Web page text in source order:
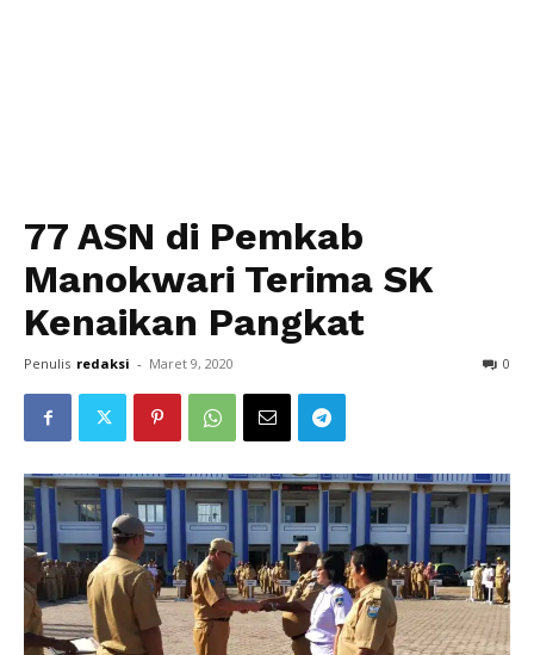
77 ASN di Pemkab
Manokwari Terima SK
Kenaikan Pangkat
Penulis redaksi - Maret 9, 2020 0